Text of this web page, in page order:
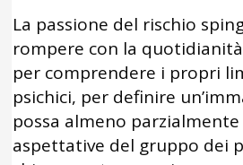
La passione del rischio
rompere con la
per comprendere i propri
psichici, per definire
possa almeno
aspettative del gruppo dei